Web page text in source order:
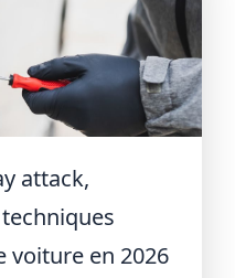
attack,
voiture en 2026